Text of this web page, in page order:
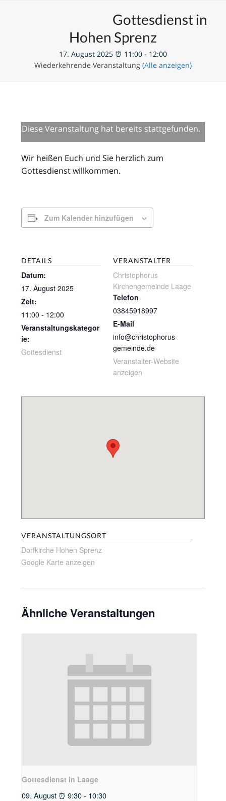
Gottesdienst in
Hohen Sprenz
17. August 2025 ⏰ 11:00 - 12:00
Wiederkehrende Veranstaltung (Alle anzeigen)
Diese Veranstaltung hat bereits stattgefunden.
Wir heißen Euch und Sie herzlich zum
Gottesdienst willkommen.
Zum Kalender hinzufügen
DETAILS
Datum:
17. August 2025
Zeit:
11:00 - 12:00
Veranstaltungskategor
ie:
Gottesdienst
VERANSTALTER
Christophorus
Kirchengemeinde Laage
Telefon
03845918997
E-Mail
info@christophorus-
gemeinde.de
Veranstalter-Website
anzeigen
VERANSTALTUNGSORT
Dorfkirche Hohen Sprenz
Google Karte anzeigen
Ähnliche Veranstaltungen
Gottesdienst in Laage
09. August ⏰ 9:30 - 10:30